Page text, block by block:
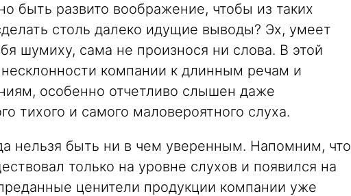
быть развито воображение, чтобы из таких
столь далеко идущие выводы? Эх, умеет
шумиху, сама не произнося ни слова. В этой
компании к длинным речам и
особенно отчетливо слышен даже
тихого и самого маловероятного слуха.
нельзя быть ни в чем уверенным. Напомним, что
только на уровне слухов и появился на
ценители продукции компании уже